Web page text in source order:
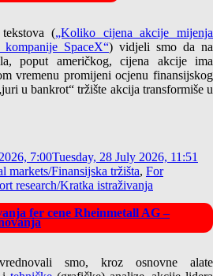
(„Koliko cijena akcije mijenja
SpaceX“) vidjeli smo da na
poput američkog, cijena akcije ima
vremenu promijeni ocjenu finansijskog
u bankrot“ tržište akcija transformiše u
7:00Tuesday, 28 July 2026, 11:51
markets/Finansijska tržišta, For
research/Kratka istraživanja
fer cene Rheinmetall AG –
smo, kroz osnovne alate